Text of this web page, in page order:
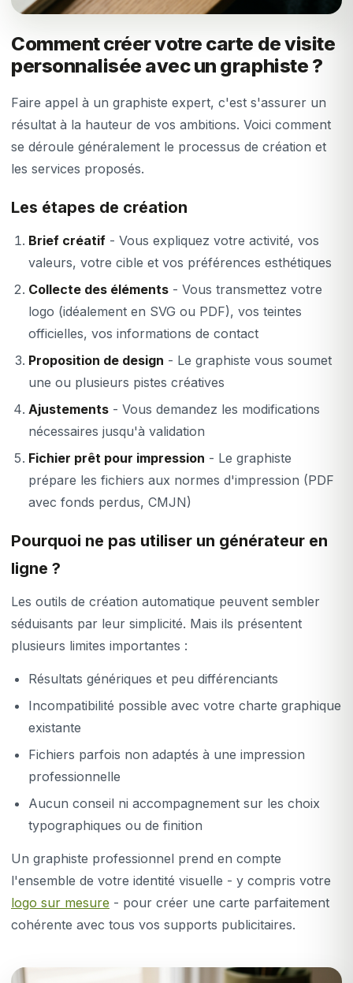
Comment créer votre carte de visite
personnalisée avec un graphiste ?
Faire appel à un graphiste expert, c'est s'assurer un
résultat à la hauteur de vos ambitions. Voici comment
se déroule généralement le processus de création et
les services proposés.
Les étapes de création
Brief créatif - Vous expliquez votre activité, vos
valeurs, votre cible et vos préférences esthétiques
Collecte des éléments - Vous transmettez votre
logo (idéalement en SVG ou PDF), vos teintes
officielles, vos informations de contact
Proposition de design - Le graphiste vous soumet
une ou plusieurs pistes créatives
Ajustements - Vous demandez les modifications
nécessaires jusqu'à validation
Fichier prêt pour impression - Le graphiste
prépare les fichiers aux normes d'impression (PDF
avec fonds perdus, CMJN)
Pourquoi ne pas utiliser un générateur en
ligne ?
Les outils de création automatique peuvent sembler
séduisants par leur simplicité. Mais ils présentent
plusieurs limites importantes :
Résultats génériques et peu différenciants
Incompatibilité possible avec votre charte graphique
existante
Fichiers parfois non adaptés à une impression
professionnelle
Aucun conseil ni accompagnement sur les choix
typographiques ou de finition
Un graphiste professionnel prend en compte
l'ensemble de votre identité visuelle - y compris votre
logo sur mesure - pour créer une carte parfaitement
cohérente avec tous vos supports publicitaires.